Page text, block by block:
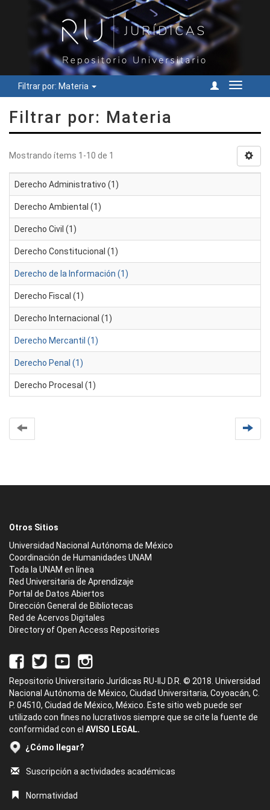
Filtrar por: Materia
Cambiar
Filtrar por: Materia
Mostrando ítems 1-10 de 1
Derecho Administrativo (1)
Derecho Ambiental (1)
Derecho Civil (1)
Derecho Constitucional (1)
Derecho de la Información (1)
Derecho Fiscal (1)
Derecho Internacional (1)
Derecho Mercantil (1)
Derecho Penal (1)
Derecho Procesal (1)
Otros Sitios
Universidad Nacional Autónoma de México
Coordinación de Humanidades UNAM
Toda la UNAM en línea
Red Universitaria de Aprendizaje
Portal de Datos Abiertos
Dirección General de Bibliotecas
Red de Acervos Digitales
Directory of Open Access Repositories
Repositorio Universitario Jurídicas RU-IIJ D.R. © 2018. Universidad
Nacional Autónoma de México, Ciudad Universitaria, Coyoacán, C.
P. 04510, Ciudad de México, México. Este sitio web puede ser
utilizado con fines no lucrativos siempre que se cite la fuente de
conformidad con el AVISO LEGAL.
¿Cómo llegar?
Suscripción a actividades académicas
Normatividad